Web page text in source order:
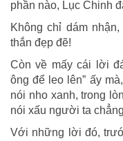
phần nào, Lục Chinh
Không chỉ dám
thắn đẹp đẽ!
Còn về mấy cái lời
ông để leo lên” ấy
nói nho xanh, trong
nói xấu người ta
Với những lời đó,